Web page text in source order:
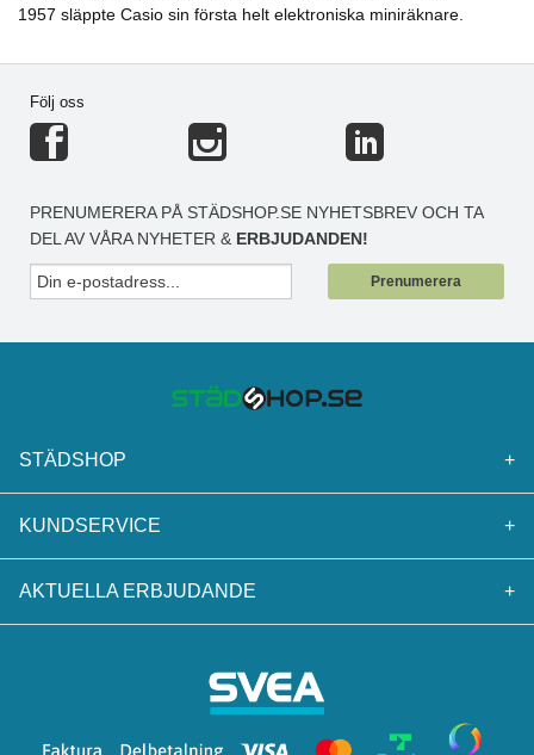
1957 släppte Casio sin första helt elektroniska miniräknare.
Följ oss
PRENUMERERA PÅ STÄDSHOP.SE NYHETSBREV OCH TA
DEL AV VÅRA NYHETER & ERBJUDANDEN!
Prenumerera
STÄDSHOP +
KUNDSERVICE +
AKTUELLA ERBJUDANDE +